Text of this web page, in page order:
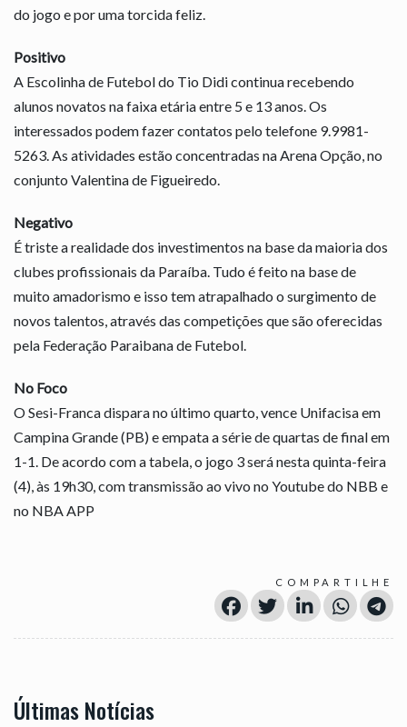
do jogo e por uma torcida feliz.
Positivo
A Escolinha de Futebol do Tio Didi continua recebendo
alunos novatos na faixa etária entre 5 e 13 anos. Os
interessados podem fazer contatos pelo telefone 9.9981-
5263. As atividades estão concentradas na Arena Opção, no
conjunto Valentina de Figueiredo.
Negativo
É triste a realidade dos investimentos na base da maioria dos
clubes profissionais da Paraíba. Tudo é feito na base de
muito amadorismo e isso tem atrapalhado o surgimento de
novos talentos, através das competições que são oferecidas
pela Federação Paraibana de Futebol.
No Foco
O Sesi-Franca dispara no último quarto, vence Unifacisa em
Campina Grande (PB) e empata a série de quartas de final em
1-1. De acordo com a tabela, o jogo 3 será nesta quinta-feira
(4), às 19h30, com transmissão ao vivo no Youtube do NBB e
no NBA APP
COMPARTILHE
Últimas Notícias